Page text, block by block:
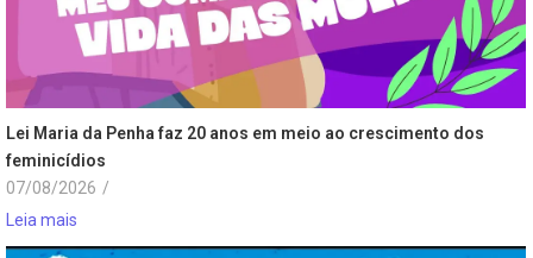
Lei Maria da Penha faz 20 anos em meio ao crescimento dos
feminicídios
07/08/2026 /
Leia mais